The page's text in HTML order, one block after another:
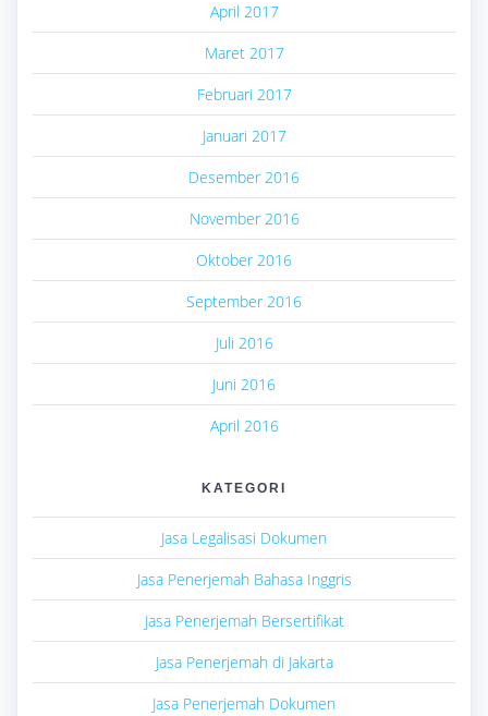
April 2017
Maret 2017
Februari 2017
Januari 2017
Desember 2016
November 2016
Oktober 2016
September 2016
Juli 2016
Juni 2016
April 2016
KATEGORI
Jasa Legalisasi Dokumen
Jasa Penerjemah Bahasa Inggris
Jasa Penerjemah Bersertifikat
Jasa Penerjemah di Jakarta
Jasa Penerjemah Dokumen